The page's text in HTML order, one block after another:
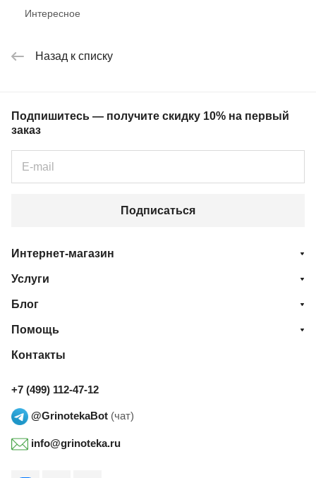
Интересное
Назад к списку
Подпишитесь — получите скидку 10% на первый
заказ
Подписаться
Интернет-магазин
Услуги
Блог
Помощь
Контакты
+7 (499) 112-47-12
@GrinotekaBot (чат)
info@grinoteka.ru